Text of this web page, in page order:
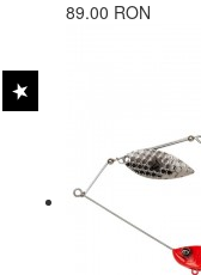
89.00 RON